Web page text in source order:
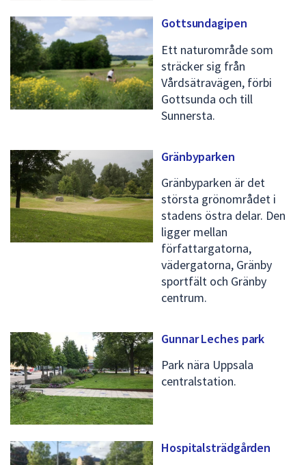
Gottsundagipen
Ett naturområde som
sträcker sig från
Vårdsätravägen, förbi
Gottsunda och till
Sunnersta.
Gränbyparken
Gränbyparken är det
största grönområdet i
stadens östra delar. Den
ligger mellan
författargatorna,
vädergatorna, Gränby
sportfält och Gränby
centrum.
Gunnar Leches park
Park nära Uppsala
centralstation.
Hospitalsträdgården